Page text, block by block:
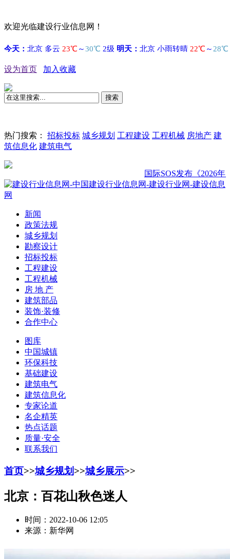
欢迎光临建设行业信息网！
设为首页 加入收藏
搜索
热门搜索： 招标投标 城乡规划 工程建设 工程机械 房地产 建
筑信息化 建筑电气
国际SOS发布《2026年度全
新闻
政策法规
城乡规划
勘察设计
招标投标
工程建设
工程机械
房 地 产
建筑部品
装饰·装修
合作中心
图库
中国城镇
环保科技
基础建设
建筑电气
建筑信息化
专家论道
名企精英
热点话题
质量·安全
联系我们
首页>>城乡规划 >>城乡展示>>
北京：百花山秋色迷人
时间：2022-10-06 12:05
来源：新华网